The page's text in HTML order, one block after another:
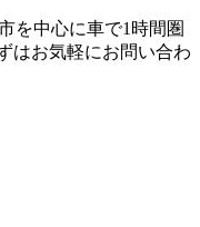
を中心に車で1時間圏
はお気軽にお問い合わ